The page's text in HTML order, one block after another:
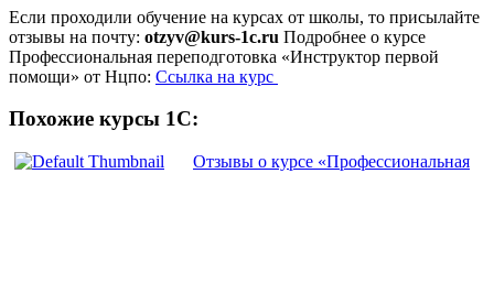
Если проходили обучение на курсах от школы, то присылайте
отзывы на почту: otzyv@kurs-1c.ru Подробнее о курсе
Профессиональная переподготовка «Инструктор первой
помощи» от Нцпо: Ссылка на курс
Похожие курсы 1С:
Отзывы о курсе «Профессиональная